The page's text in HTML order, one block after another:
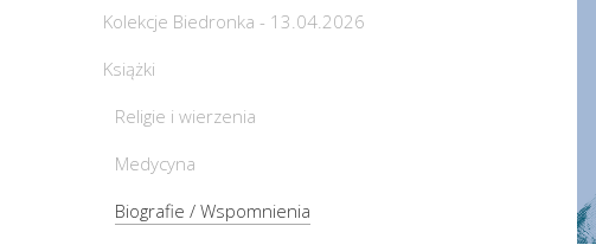
Kolekcje Biedronka - 13.04.2026
Książki
Religie i wierzenia
Medycyna
Biografie / Wspomnienia